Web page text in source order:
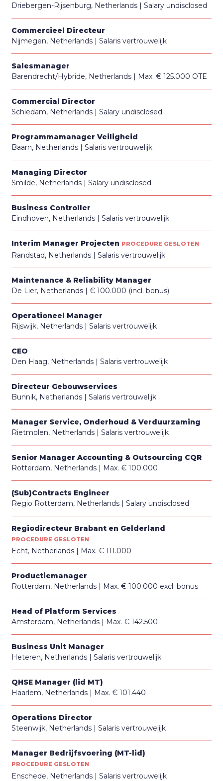
Driebergen-Rijsenburg, Netherlands
Salary undisclosed
Commercieel Directeur
Nijmegen, Netherlands
Salaris vertrouwelijk
Salesmanager
Barendrecht/Hybride, Netherlands
Max. € 125.000 OTE
Commercial Director
Schiedam, Netherlands
Salary undisclosed
Programmamanager Veiligheid
Baarn, Netherlands
Salaris vertrouwelijk
Managing Director
Smilde, Netherlands
Salary undisclosed
Business Controller
Eindhoven, Netherlands
Salaris vertrouwelijk
Interim Manager Projecten PROCEDURE GESLOTEN
Randstad, Netherlands Salaris vertrouwelijk
Maintenance & Reliability Manager
De Lier, Netherlands
€ 100.000 (incl. bonus)
Operationeel Manager
Rijswijk, Netherlands
Salaris vertrouwelijk
CEO
Den Haag, Netherlands
Salaris vertrouwelijk
Directeur Gebouwservices
Bunnik, Netherlands
Salaris vertrouwelijk
Manager Service, Onderhoud & Verduurzaming
Rietmolen, Netherlands
Salaris vertrouwelijk
Senior Manager Accounting & Outsourcing CQR
Rotterdam, Netherlands
Max. € 100.000
(Sub)Contracts Engineer
Regio Rotterdam, Netherlands
Salary undisclosed
Regiodirecteur Brabant en Gelderland
PROCEDURE GESLOTEN
Echt, Netherlands Max. € 111.000
Productiemanager
Rotterdam, Netherlands
Max. € 100.000 excl. bonus
Head of Platform Services
Amsterdam, Netherlands
Max. € 142.500
Business Unit Manager
Heteren, Netherlands
Salaris vertrouwelijk
QHSE Manager (lid MT)
Haarlem, Netherlands
Max. € 101.440
Operations Director
Steenwijk, Netherlands
Salaris vertrouwelijk
Manager Bedrijfsvoering (MT-lid)
PROCEDURE GESLOTEN
Enschede, Netherlands Salaris vertrouwelijk